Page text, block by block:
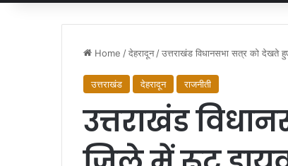
Home /देहरादून /उत्तराखंड विधानसभा सत्र को देखते
उत्तराखंड देहरादून राजनीती
उत्तराखंड